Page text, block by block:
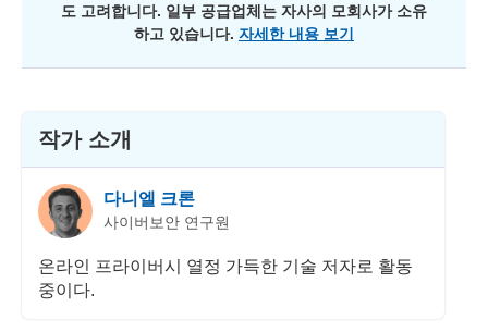
도 고려합니다. 일부 공급업체는 자사의 모회사가 소유
하고 있습니다. 자세한 내용 보기
작가 소개
다니엘 크론
사이버보안 연구원
온라인 프라이버시 열정 가득한 기술 저자로 활동
중이다.